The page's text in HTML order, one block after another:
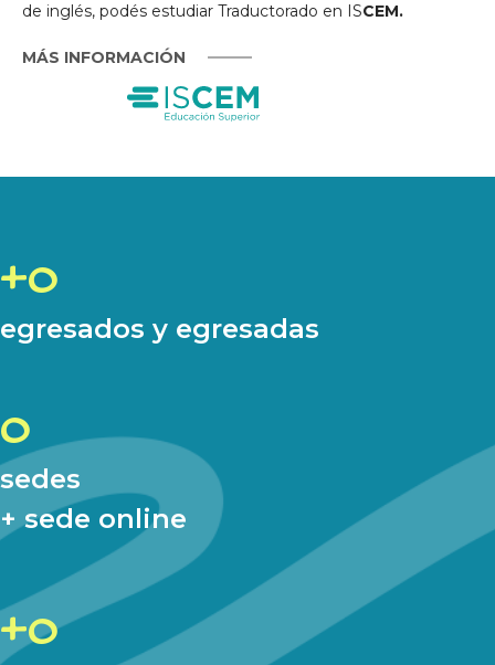
de inglés, podés estudiar Traductorado en ISCEM.
MÁS INFORMACIÓN
0
egresados y egresadas
0
sedes
+ sede online
0